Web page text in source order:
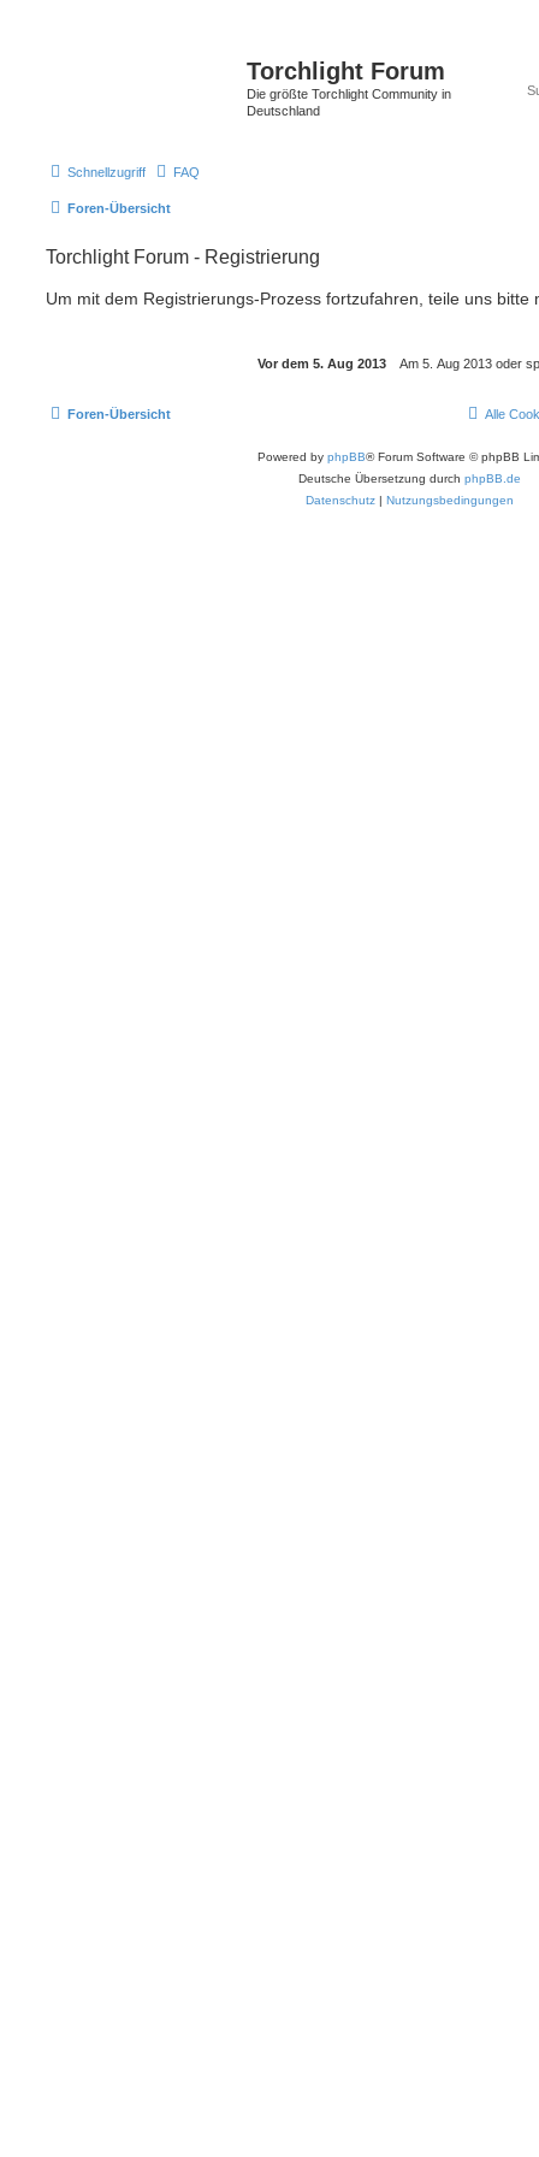
Torchlight Forum
Die größte Torchlight Community in
Deutschland
Schnellzugriff FAQ
Foren-Übersicht
Torchlight Forum - Registrierung
Um mit dem Registrierungs-Prozess fortzufahren, teile uns bitte
Foren-Übersicht Alle
Powered by phpBB® Forum Software © phpBB
Deutsche Übersetzung durch phpBB.de
Datenschutz | Nutzungsbedingungen